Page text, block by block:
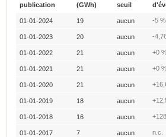
publication
(GWh)
seuil
01-01-2024 19 aucun -5 %
01-01-2023 20 aucun -
01-01-2022 21 aucun +0
01-01-2021 21 aucun +0
01-01-2020 21 aucun
01-01-2019 18 aucun
01-01-2018 16 aucun
01-01-2017 7 aucun n.c.